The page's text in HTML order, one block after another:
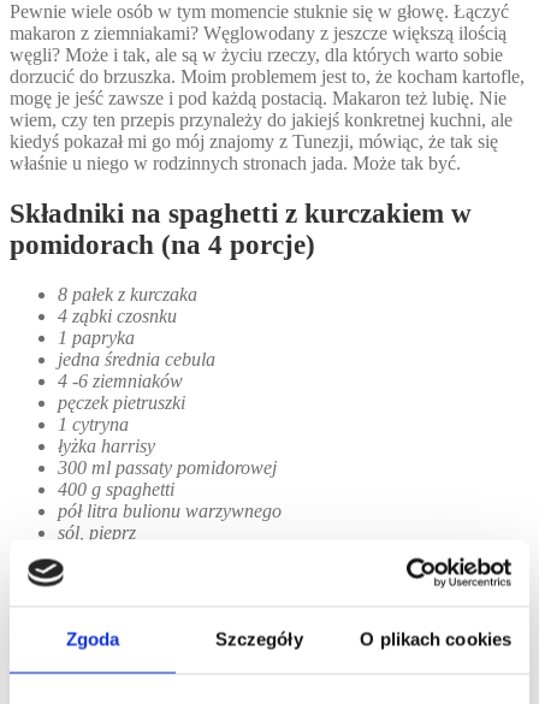
Zgoda Szczegóły O plikach cookies
Pewnie wiele osób w tym momencie stuknie się w głowę. Łączyć
makaron z ziemniakami? Węglowodany z jeszcze większą ilością
węgli? Może i tak, ale są w życiu rzeczy, dla których warto sobie
dorzucić do brzuszka. Moim problemem jest to, że kocham kartofle,
mogę je jeść zawsze i pod każdą postacią. Makaron też lubię. Nie
wiem, czy ten przepis przynależy do jakiejś konkretnej kuchni, ale
kiedyś pokazał mi go mój znajomy z Tunezji, mówiąc, że tak się
właśnie u niego w rodzinnych stronach jada. Może tak być.
Składniki na spaghetti z kurczakiem w
pomidorach (na 4 porcje)
8 pałek z kurczaka
4 ząbki czosnku
1 papryka
jedna średnia cebula
4 -6 ziemniaków
pęczek pietruszki
1 cytryna
łyżka harrisy
300 ml passaty pomidorowej
400 g spaghetti
pół litra bulionu warzywnego
sól, pieprz
Przygotowanie